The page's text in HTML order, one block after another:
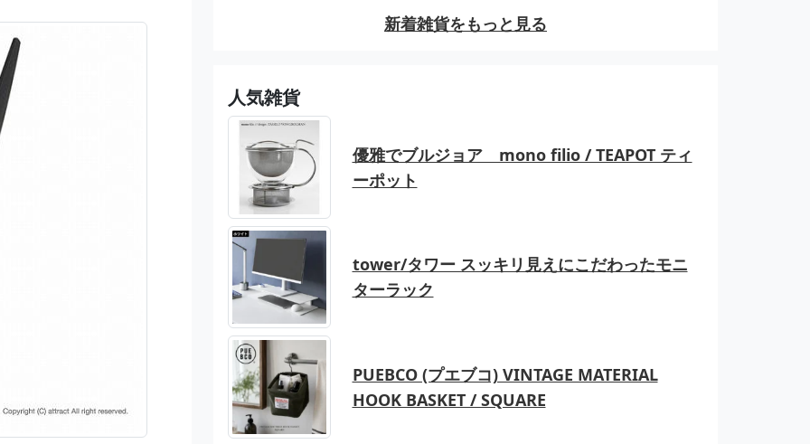
新着雑貨をもっと見る
人気雑貨
優雅でブルジョア mono filio / TEAPOT ティ
ーポット
tower/タワー スッキリ見えにこだわったモニ
ターラック
PUEBCO (プエブコ) VINTAGE MATERIAL
HOOK BASKET / SQUARE